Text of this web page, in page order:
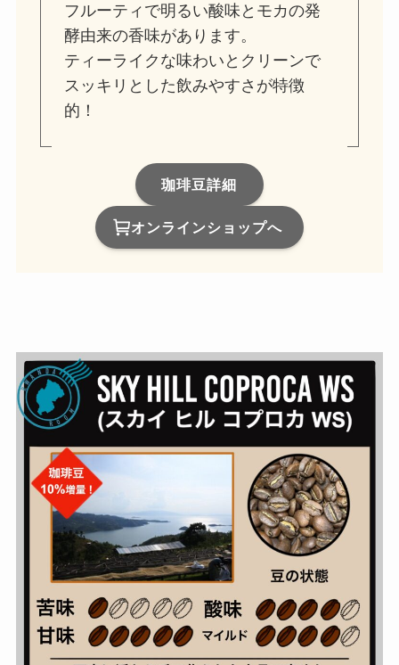
フルーティで明るい酸味とモカの発
酵由来の香味があります。
ティーライクな味わいとクリーンで
スッキリとした飲みやすさが特徴
的！
珈琲豆詳細
オンラインショップへ